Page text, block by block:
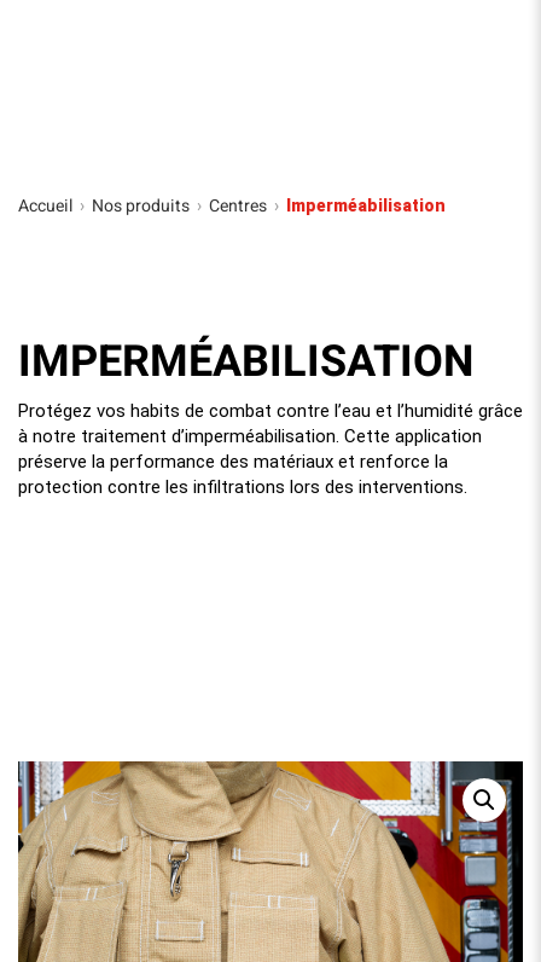
Accueil › Nos produits › Centres › Imperméabilisation
IMPERMÉABILISATION
Protégez vos habits de combat contre l’eau et l’humidité grâce
à notre traitement d’imperméabilisation. Cette application
préserve la performance des matériaux et renforce la
protection contre les infiltrations lors des interventions.